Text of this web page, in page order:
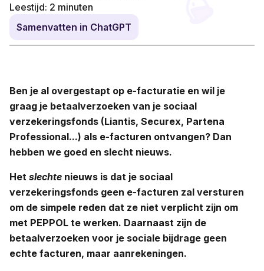
Leestijd: 2 minuten
Samenvatten in ChatGPT
Ben je al overgestapt op e-facturatie en wil je
graag je betaalverzoeken van je sociaal
verzekeringsfonds (Liantis, Securex, Partena
Professional...) als e-facturen ontvangen? Dan
hebben we goed en slecht nieuws.
Het slechte nieuws is dat je sociaal
verzekeringsfonds geen e-facturen zal versturen
om de simpele reden dat ze niet verplicht zijn om
met PEPPOL te werken. Daarnaast zijn de
betaalverzoeken voor je sociale bijdrage geen
echte facturen, maar aanrekeningen.